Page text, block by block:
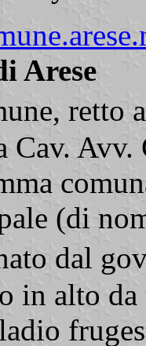
Arese
retto
Cav.
(di
dal
in alto